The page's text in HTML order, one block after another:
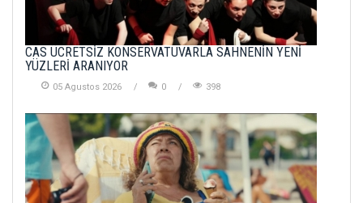
CAS ÜCRETSİZ KONSERVATUVARLA SAHNENİN YENİ
YÜZLERİ ARANIYOR
05 Agustos 2026 0 398